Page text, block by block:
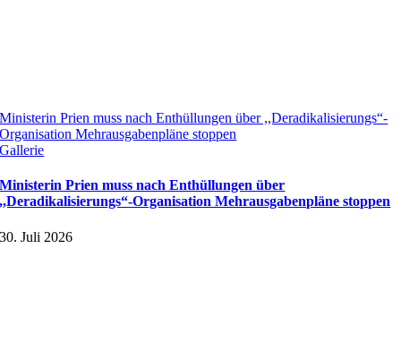
Ministerin Prien muss nach Enthüllungen über ,,Deradikalisierungs“-
Organisation Mehrausgabenpläne stoppen
Gallerie
Ministerin Prien muss nach Enthüllungen über
,,Deradikalisierungs“-Organisation Mehrausgabenpläne stoppen
30. Juli 2026